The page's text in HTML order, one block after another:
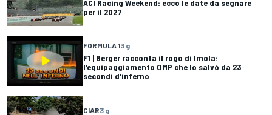
ACI Racing Weekend: ecco le date da segnare
per il 2027
FORMULA 13 g
F1 | Berger racconta il rogo di Imola:
l'equipaggiamento OMP che lo salvò da 23
secondi d'inferno
CIAR3 g